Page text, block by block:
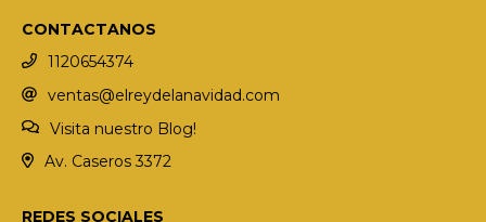
CONTACTANOS
1120654374
ventas@elreydelanavidad.com
Visita nuestro Blog!
Av. Caseros 3372
REDES SOCIALES